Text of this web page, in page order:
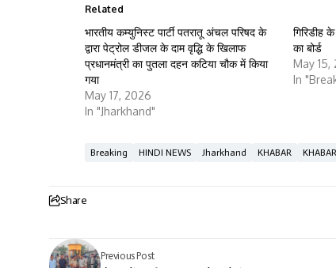
Related
भारतीय कम्युनिस्ट पार्टी पतरातू अंचल परिषद के
द्वारा पेट्रोल डीजल के दाम वृद्धि के खिलाफ
प्रधानमंत्री का पुतला दहन कटिया चौक में किया
गया
May 17, 2026
In "Jharkhand"
गिरिडीह
का बोर्ड
May 15,
In
Breaking HINDI NEWS Jharkhand KHABAR
Share
Previous Post